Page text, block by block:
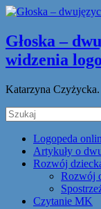
Głoska –
widzenia
Katarzyna
Logopeda
Artykuły o
Rozwój
Rozwój
Czytanie MK